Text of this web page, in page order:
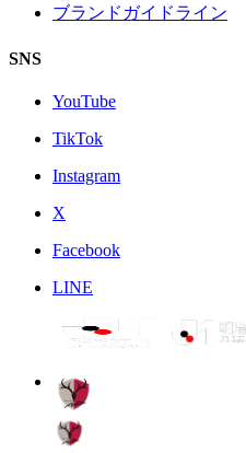
ブランドガイドライン
SNS
YouTube
TikTok
Instagram
X
Facebook
LINE